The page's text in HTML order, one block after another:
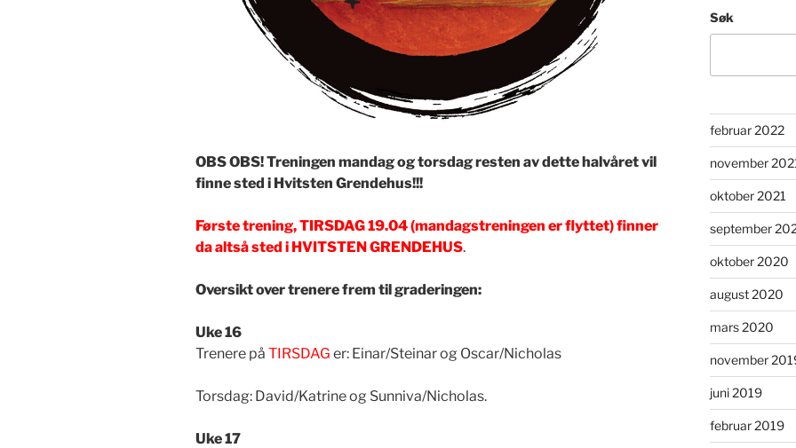
OBS OBS! Treningen mandag og torsdag resten av dette halvåret vil
finne sted i Hvitsten Grendehus!!!
Første trening, TIRSDAG 19.04 (mandagstreningen er flyttet) finner
da altså sted i HVITSTEN GRENDEHUS.
Oversikt over trenere frem til graderingen:
Uke 16
Trenere på TIRSDAG er: Einar/Steinar og Oscar/Nicholas
Torsdag: David/Katrine og Sunniva/Nicholas.
Uke 17
Søk
februar 2022
november
oktober 2021
september
oktober 2020
august 2020
mars 2020
november
juni 2019
februar 2019